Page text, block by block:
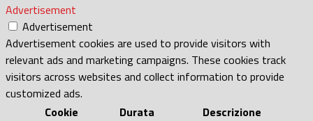
Advertisement
Advertisement
Advertisement cookies are used to provide visitors with
relevant ads and marketing campaigns. These cookies track
visitors across websites and collect information to provide
customized ads.
Cookie
Durata Descrizione